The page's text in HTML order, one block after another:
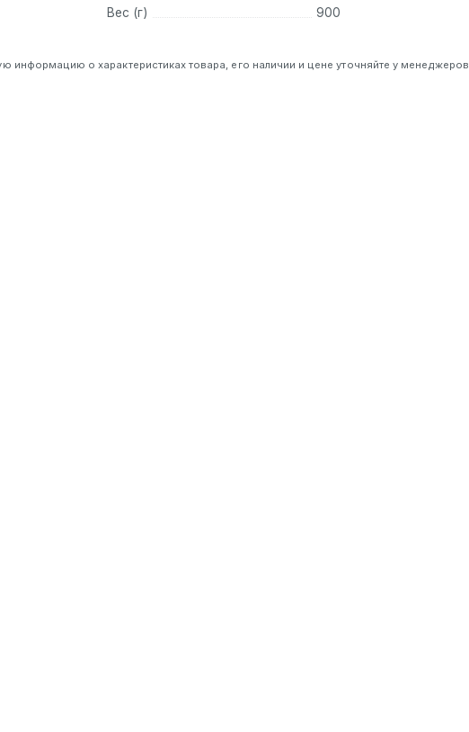
Вес (г) 900
о характеристиках товара, его наличии и цене уточняйте у менеджеров.